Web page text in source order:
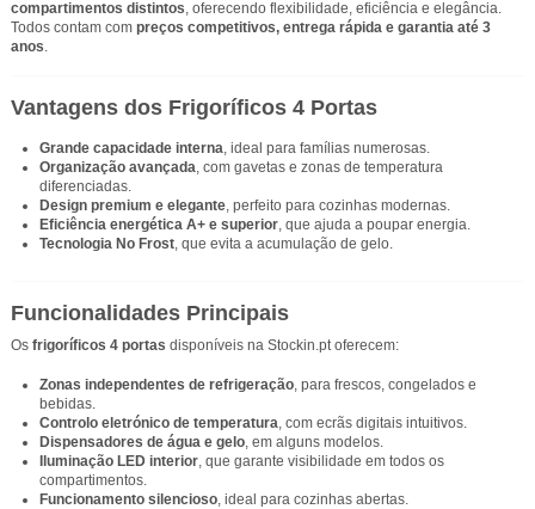
compartimentos distintos , oferecendo flexibilidade, eficiência e elegância.
Todos contam com preços competitivos, entrega rápida e garantia até 3
anos
Vantagens dos Frigoríficos 4 Portas
Grande capacidade interna, ideal para famílias numerosas.
Organização avançada, com gavetas e zonas de temperatura
diferenciadas.
Design premium e elegante, perfeito para cozinhas modernas.
Eficiência energética A+ e superior, que ajuda a poupar energia.
Tecnologia No Frost, que evita a acumulação de gelo.
Funcionalidades Principais
Os frigoríficos 4 portas disponíveis na Stockin.pt oferecem:
Zonas independentes de refrigeração, para frescos, congelados e
bebidas.
Controlo eletrónico de temperatura, com ecrãs digitais intuitivos.
Dispensadores de água e gelo, em alguns modelos.
Iluminação LED interior, que garante visibilidade em todos os
compartimentos.
Funcionamento silencioso, ideal para cozinhas abertas.